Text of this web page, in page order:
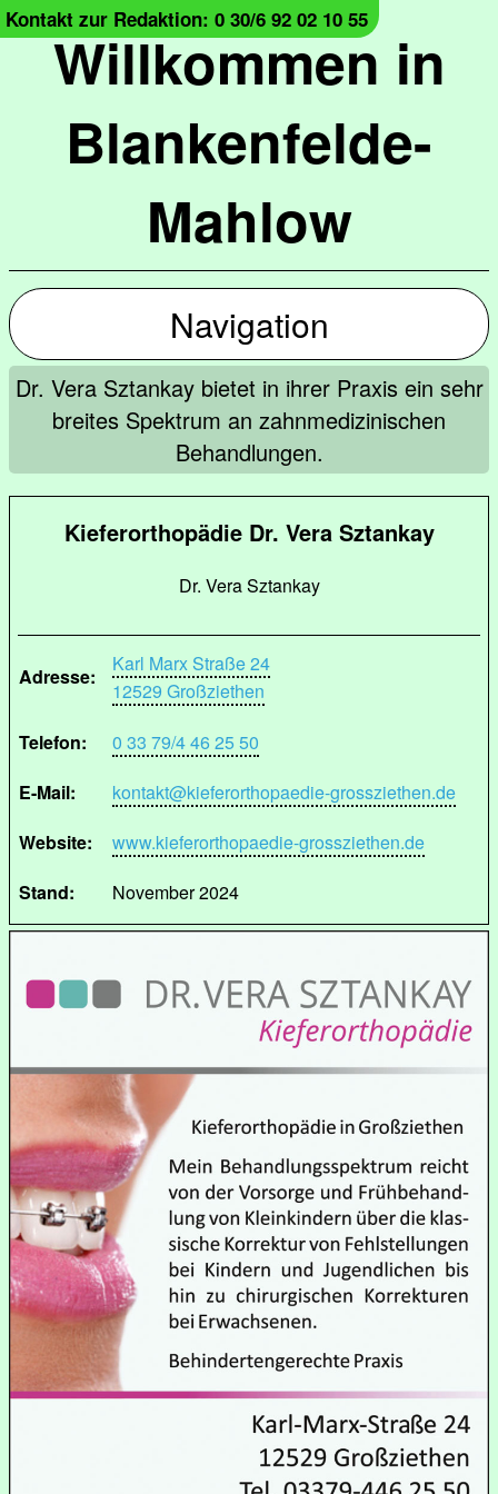
Willkommen in
Blankenfelde-
Mahlow
Kontakt zur Redaktion: 0 30/6 92 02 10 55
Navigation
Dr. Vera Sztankay bietet in ihrer Praxis ein sehr
breites Spektrum an zahnmedizinischen
Behandlungen.
Kieferorthopädie Dr. Vera Sztankay
Dr. Vera Sztankay
Adresse:
Karl Marx Straße 24
12529 Großziethen
Telefon:
0 33 79/4 46 25 50
E-Mail:
kontakt@kieferorthopaedie-grossziethen.de
Website:
www.kieferorthopaedie-grossziethen.de
Stand:
November 2024